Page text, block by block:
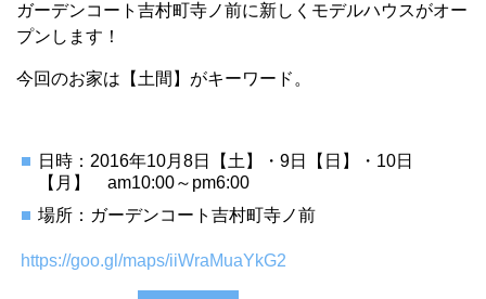
ガーデンコート吉村町寺ノ前に新しくモデルハウスがオー
プンします！
今回のお家は【土間】がキーワード。
日時：2016年10月8日【土】・9日【日】・10日
【月】 am10:00～pm6:00
場所：ガーデンコート吉村町寺ノ前
https://goo.gl/maps/iiWraMuaYkG2